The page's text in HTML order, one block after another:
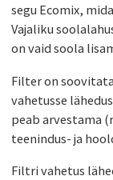
segu Ecomix,
Vajaliku
on vaid soola
Filter on
vahetusse
peab arvestama
teenindus- ja
Filtri vahetus